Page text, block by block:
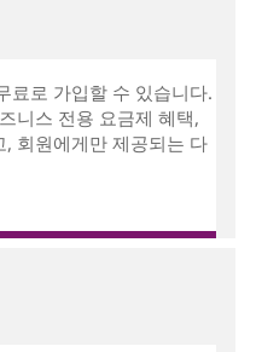
료로 가입할 수 있습니다.
니스 전용 요금제 혜택,
회원에게만 제공되는 다